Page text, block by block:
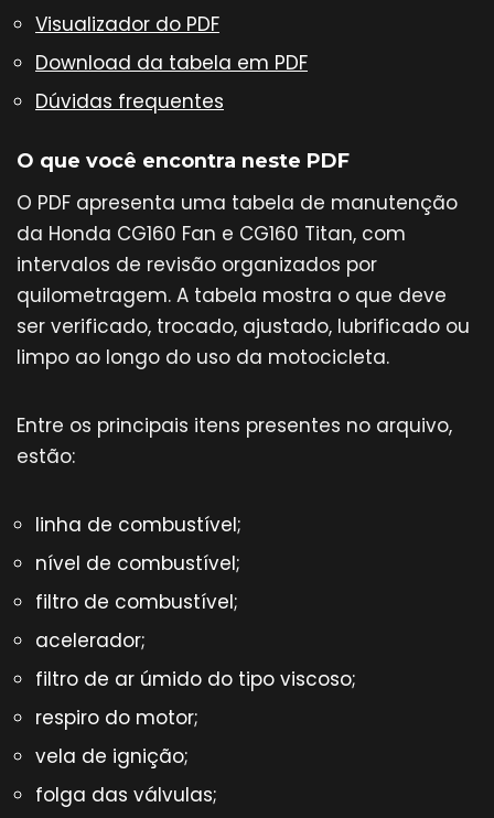
Visualizador do PDF
Download da tabela em PDF
Dúvidas frequentes
O que você encontra neste PDF
O PDF apresenta uma tabela de manutenção
da Honda CG160 Fan e CG160 Titan, com
intervalos de revisão organizados por
quilometragem. A tabela mostra o que deve
ser verificado, trocado, ajustado, lubrificado ou
limpo ao longo do uso da motocicleta.
Entre os principais itens presentes no arquivo,
estão:
linha de combustível;
nível de combustível;
filtro de combustível;
acelerador;
filtro de ar úmido do tipo viscoso;
respiro do motor;
vela de ignição;
folga das válvulas;